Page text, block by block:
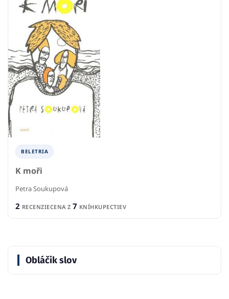
BELETRIA
K moři
Petra Soukupová
2 RECENZIECENA Z 7 KNÍHKUPECTIEV
Obláčik slov